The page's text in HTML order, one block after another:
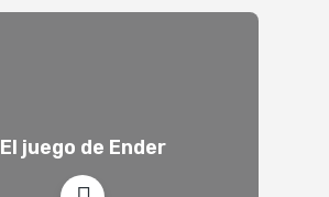
El juego de Ender